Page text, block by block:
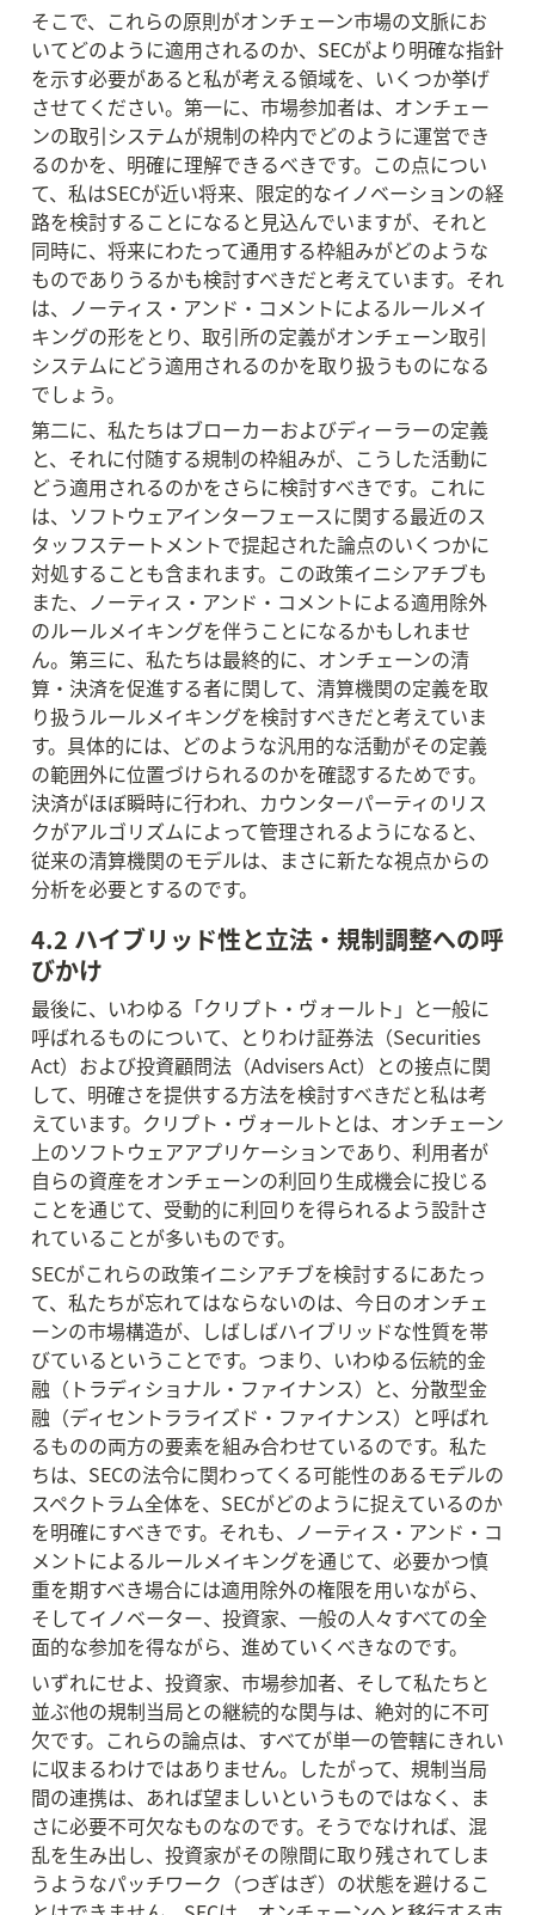
そこで、これらの原則がオンチェーン市場の文脈にお
いてどのように適用されるのか、SECがより明確な指針
を示す必要があると私が考える領域を、いくつか挙げ
させてください。第一に、市場参加者は、オンチェー
ンの取引システムが規制の枠内でどのように運営でき
るのかを、明確に理解できるべきです。この点につい
て、私はSECが近い将来、限定的なイノベーションの経
路を検討することになると見込んでいますが、それと
同時に、将来にわたって通用する枠組みがどのような
ものでありうるかも検討すべきだと考えています。それ
は、ノーティス・アンド・コメントによるルールメイ
キングの形をとり、取引所の定義がオンチェーン取引
システムにどう適用されるのかを取り扱うものになる
でしょう。
第二に、私たちはブローカーおよびディーラーの定義
と、それに付随する規制の枠組みが、こうした活動に
どう適用されるのかをさらに検討すべきです。これに
は、ソフトウェアインターフェースに関する最近のス
タッフステートメントで提起された論点のいくつかに
対処することも含まれます。この政策イニシアチブも
また、ノーティス・アンド・コメントによる適用除外
のルールメイキングを伴うことになるかもしれませ
ん。第三に、私たちは最終的に、オンチェーンの清
算・決済を促進する者に関して、清算機関の定義を取
り扱うルールメイキングを検討すべきだと考えていま
す。具体的には、どのような汎用的な活動がその定義
の範囲外に位置づけられるのかを確認するためです。
決済がほぼ瞬時に行われ、カウンターパーティのリス
クがアルゴリズムによって管理されるようになると、
従来の清算機関のモデルは、まさに新たな視点からの
分析を必要とするのです。
4.2 ハイブリッド性と立法・規制調整への呼
びかけ
最後に、いわゆる「クリプト・ヴォールト」と一般に
呼ばれるものについて、とりわけ証券法（Securities
Act）および投資顧問法（Advisers Act）との接点に関
して、明確さを提供する方法を検討すべきだと私は考
えています。クリプト・ヴォールトとは、オンチェーン
上のソフトウェアアプリケーションであり、利用者が
自らの資産をオンチェーンの利回り生成機会に投じる
ことを通じて、受動的に利回りを得られるよう設計さ
れていることが多いものです。
SECがこれらの政策イニシアチブを検討するにあたっ
て、私たちが忘れてはならないのは、今日のオンチェ
ーンの市場構造が、しばしばハイブリッドな性質を帯
びているということです。つまり、いわゆる伝統的金
融（トラディショナル・ファイナンス）と、分散型金
融（ディセントラライズド・ファイナンス）と呼ばれ
るものの両方の要素を組み合わせているのです。私た
ちは、SECの法令に関わってくる可能性のあるモデルの
スペクトラム全体を、SECがどのように捉えているのか
を明確にすべきです。それも、ノーティス・アンド・コ
メントによるルールメイキングを通じて、必要かつ慎
重を期すべき場合には適用除外の権限を用いながら、
そしてイノベーター、投資家、一般の人々すべての全
面的な参加を得ながら、進めていくべきなのです。
いずれにせよ、投資家、市場参加者、そして私たちと
並ぶ他の規制当局との継続的な関与は、絶対的に不可
欠です。これらの論点は、すべてが単一の管轄にきれい
に収まるわけではありません。したがって、規制当局
間の連携は、あれば望ましいというものではなく、ま
さに必要不可欠なものなのです。そうでなければ、混
乱を生み出し、投資家がその隙間に取り残されてしま
うようなパッチワーク（つぎはぎ）の状態を避けるこ